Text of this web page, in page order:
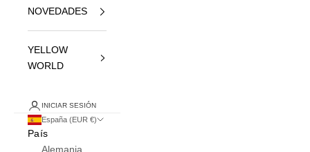
NOVEDADES
YELLOW
WORLD
INICIAR SESIÓN
España (EUR €)
País
Alemania